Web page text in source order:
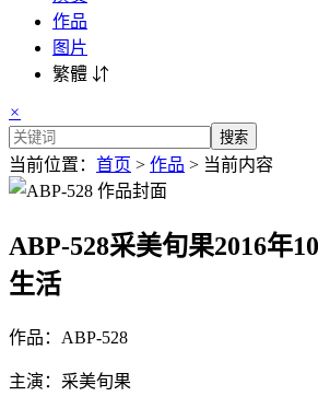
作品
图片
繁體 ⇵
×
搜索
当前位置： 首页 > 作品 > 当前内容
ABP-528采美旬果2016年
生活
作品：ABP-528
主演：采美旬果